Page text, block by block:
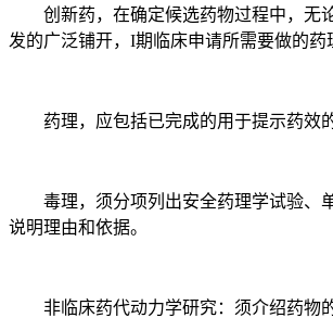
创新药，在确定候选药物过程中，无论
发的广泛铺开，I期临床申请所需要做的药
药理，应包括已完成的用于提示药效的
毒理，须分项列出安全药理学试验、单
说明理由和依据。
非临床药代动力学研究：须介绍药物的